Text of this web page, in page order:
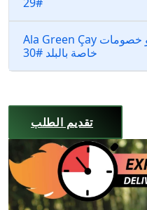
Ala Green Çay هل هناك عروض ترويجية أو خصومات
خاصة بالبلد #30
تقديم الطلب